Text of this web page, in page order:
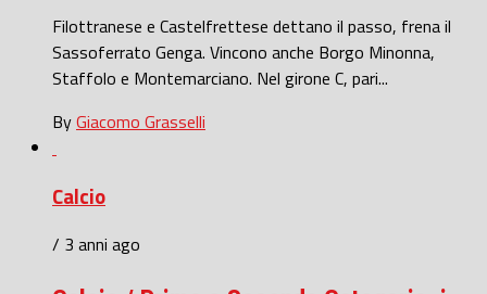
Filottranese e Castelfrettese dettano il passo, frena il
Sassoferrato Genga. Vincono anche Borgo Minonna,
Staffolo e Montemarciano. Nel girone C, pari...
ByGiacomo Grasselli
Calcio
/ 3 anni ago